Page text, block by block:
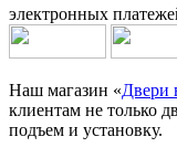
электронных
Наш магазин «Двери
клиентам не только
подъем и установку.